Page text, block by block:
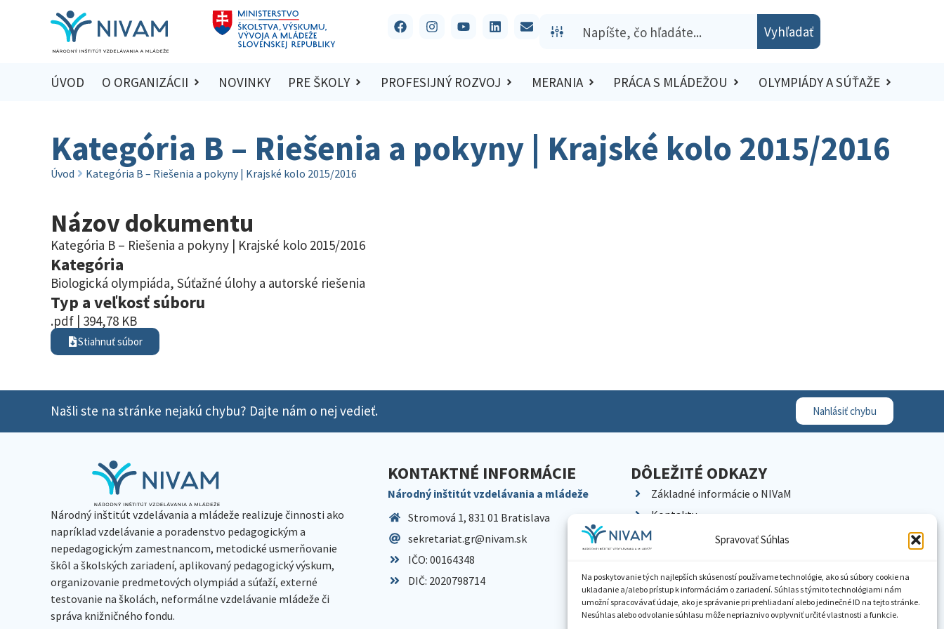
Spravovať Súhlas
Na poskytovanie tých najlepších skúseností používame technológie, ako sú súbory cookie na
ukladanie a/alebo prístup k informáciám o zariadení. Súhlas s týmito technológiami nám
umožní spracovávať údaje, ako je správanie pri prehliadaní alebo jedinečné ID na tejto stránke.
Nesúhlas alebo odvolanie súhlasu môže nepriaznivo ovplyvniť určité vlastnosti a funkcie.
Vyhľadať
ÚVOD O ORGANIZÁCII NOVINKY PRE ŠKOLY PROFESIJNÝ ROZVOJ MERANIA PRÁCA S MLÁDEŽOU OLYMPIÁDY A SÚŤAŽE
Kategória B – Riešenia a pokyny | Krajské kolo 2015/2016
Úvod Kategória B – Riešenia a pokyny | Krajské kolo 2015/2016
Názov dokumentu
Kategória B – Riešenia a pokyny | Krajské kolo 2015/2016
Kategória
Biologická olympiáda, Súťažné úlohy a autorské riešenia
Typ a veľkosť súboru
.pdf | 394,78 KB
Stiahnuť súbor
Našli ste na stránke nejakú chybu? Dajte nám o nej vedieť. Nahlásiť chybu
Národný inštitút vzdelávania a mládeže realizuje činnosti ako
napríklad vzdelávanie a poradenstvo pedagogickým a
nepedagogickým zamestnancom, metodické usmerňovanie
škôl a školských zariadení, aplikovaný pedagogický výskum,
organizovanie predmetových olympiád a súťaží, externé
testovanie na školách, neformálne vzdelávanie mládeže či
správa knižničného fondu.
KONTAKTNÉ INFORMÁCIE
Národný inštitút vzdelávania a mládeže
Stromová 1, 831 01 Bratislava
sekretariat.gr@nivam.sk
IČO: 00164348
DIČ: 2020798714
DÔLEŽITÉ ODKAZY
Základné informácie o NIVaM
Kontakty
Kariéra
Pracoviská NIVaM
Dokumenty inštitúcie
Knižnica